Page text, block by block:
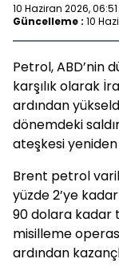
10 Haziran 2026, 06:51
Güncelleme : 10
Petrol, ABD’nin
karşılık olarak
ardından
dönemdeki
ateşkesi
Brent petrol varil
yüzde 2’ye
90 dolara kadar
misilleme
ardından